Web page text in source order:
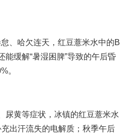
、哈欠连天，红豆薏米水中的B
缓解“暑湿困脾”导致的午后昏
。
黄等症状，冰镇的红豆薏米水
出汗流失的电解质；秋季午后